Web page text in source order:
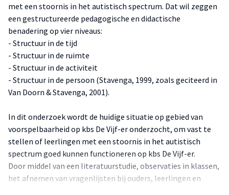
met een stoornis in het autistisch spectrum. Dat wil zeggen
een gestructureerde pedagogische en didactische
benadering op vier niveaus:
- Structuur in de tijd
- Structuur in de ruimte
- Structuur in de activiteit
- Structuur in de persoon (Stavenga, 1999, zoals geciteerd in
Van Doorn & Stavenga, 2001).
In dit onderzoek wordt de huidige situatie op gebied van
voorspelbaarheid op kbs De Vijf-er onderzocht, om vast te
stellen of leerlingen met een stoornis in het autistisch
spectrum goed kunnen functioneren op kbs De Vijf-er.
Door middel van een literatuurstudie, observaties in klassen,
het afnemen van vragenlijsten bij ouders, leerlingen en